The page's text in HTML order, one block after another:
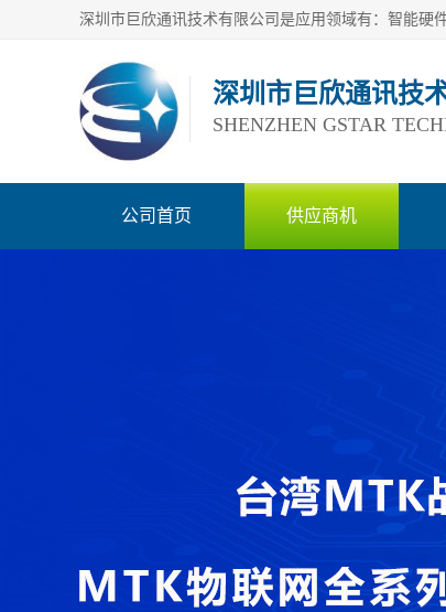
深圳市巨欣通讯技
SHENZHEN GSTAR
公司首页 供应商机